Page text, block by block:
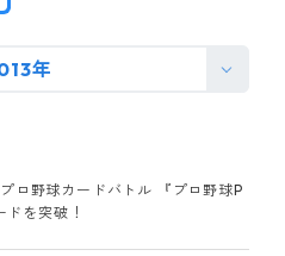
年
ロ野球カードバトル 『プロ野球P
を突破！